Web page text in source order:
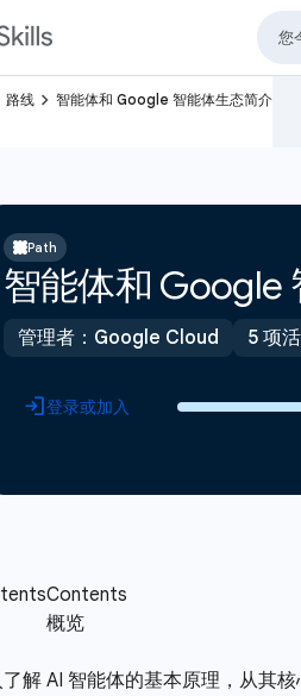
路线 navigate_next 智能体和 Google 智能体生态简介
Path
智能体和 Google
管理者：Google Cloud 5 项
登录或加入
解 AI 智能体的基本原理，从其